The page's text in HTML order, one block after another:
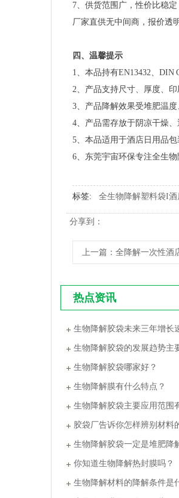
7、供货范围广，性价比稳定
厂家直供无中间商，报价透
四、温馨提示
1、本品持有EN13432、DIN
2、产品支持尺寸、厚度、
3、产品降解效果受堆肥温
4、产品需存放于阴凉干燥
5、本品适用于酒店日用品
6、东莞宇宙环保专注全生
标签: 全生物降解塑料袋I
分享到：
上一篇 ：全降解一次性酒店
热点资讯
生物降解胶袋未来三年增长
生物降解胶袋的发展趋势主
生物降解胶袋哪家好？
生物降解膜有什么特点？
生物降解胶袋主要应用范围
胶袋厂告诉你怎样辨别材料
生物降解胶袋一定是堆肥降
你知道生物降解热封膜吗？
生物降解材料的降解条件是